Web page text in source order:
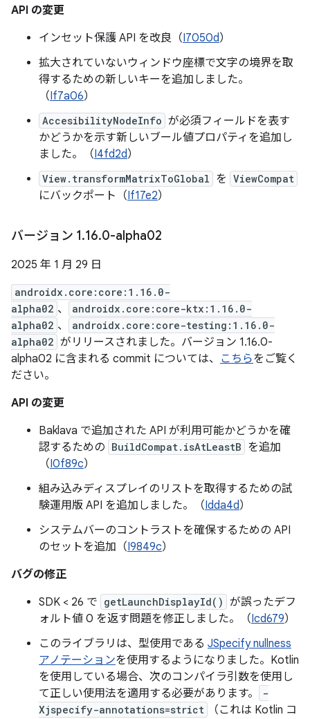
API の変更
インセット保護 API を改良（I7050d）
拡大されていないウィンドウ座標で文字の境界を取
得するための新しいキーを追加しました。
（If7a06）
AccesibilityNodeInfo が必須フィールドを表す
かどうかを示す新しいブール値プロパティを追加し
ました。（I4fd2d）
View.transformMatrixToGlobal を ViewCompat
にバックポート（If17e2）
バージョン 1.16.0-alpha02
2025 年 1 月 29 日
androidx.core:core:1.16.0-
alpha02 、
androidx.core:core-ktx:1.16.0-
alpha02 、
androidx.core:core-testing:1.16.0-
alpha02 がリリースされました。バージョン 1.16.0-
alpha02 に含まれる commit については、 こちらをご覧く
ださい。
API の変更
Baklava で追加された API が利用可能かどうかを確
認するための BuildCompat.isAtLeastB を追加
（I0f89c）
組み込みディスプレイのリストを取得するための試
験運用版 API を追加しました。（Idda4d）
システムバーのコントラストを確保するための API
のセットを追加（I9849c）
バグの修正
SDK < 26 で getLaunchDisplayId() が誤ったデフ
ォルト値 0 を返す問題を修正しました。（Icd679）
このライブラリは、型使用である JSpecify nullness
アノテーションを使用するようになりました。Kotlin
を使用している場合、次のコンパイラ引数を使用し
て正しい使用法を適用する必要があります。
-
Xjspecify-annotations=strict
（これは Kotlin コ